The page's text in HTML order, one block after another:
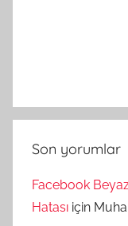
Son yorumlar
Facebook
Hatası için